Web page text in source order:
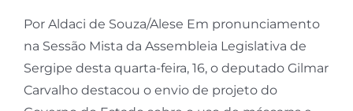
Por Aldaci de Souza/Alese Em pronunciamento
na Sessão Mista da Assembleia Legislativa de
Sergipe desta quarta-feira, 16, o deputado Gilmar
Carvalho destacou o envio de projeto do